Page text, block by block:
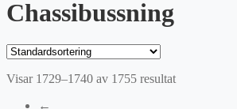
Chassibussning
Visar 1729–1740 av 1755 resultat
←